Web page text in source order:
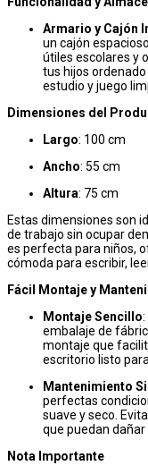
Armario y Cajón
un cajón
útiles escolares y
tus hijos
estudio y juego
Dimensiones del
Largo: 100 cm
Ancho: 55 cm
Altura: 75 cm
Estas dimensiones son
de trabajo sin ocupar
es perfecta para niños,
cómoda para escribir,
Fácil Montaje y
Montaje Sencillo
embalaje de
montaje que
escritorio listo
Mantenimiento
perfectas
suave y seco.
que puedan dañar
Nota Importante